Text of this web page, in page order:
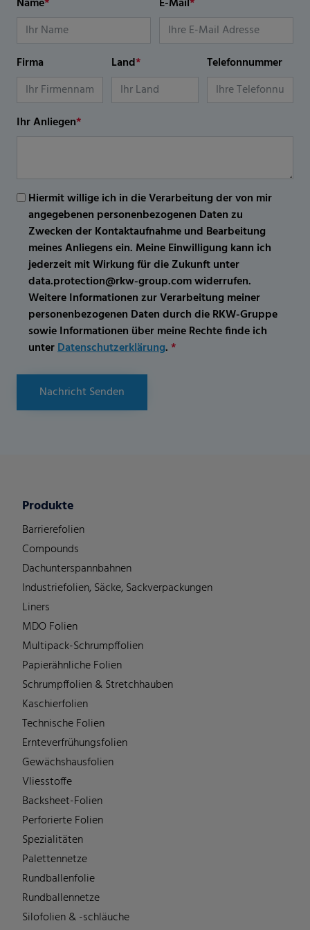
Firma Land* Telefonnummer
Ihr Anliegen*
Hiermit willige ich in die Verarbeitung der von mir
angegebenen personenbezogenen Daten zu
Zwecken der Kontaktaufnahme und Bearbeitung
meines Anliegens ein. Meine Einwilligung kann ich
jederzeit mit Wirkung für die Zukunft unter
data.protection@rkw-group.com widerrufen.
Weitere Informationen zur Verarbeitung meiner
personenbezogenen Daten durch die RKW-Gruppe
sowie Informationen über meine Rechte finde ich
unterDatenschutzerklärung.*
Nachricht Senden
Produkte
Barrierefolien
Compounds
Dachunterspannbahnen
Industriefolien, Säcke, Sackverpackungen
Liners
MDO Folien
Multipack-Schrumpffolien
Papierähnliche Folien
Schrumpffolien & Stretchhauben
Kaschierfolien
Technische Folien
Ernteverfrühungsfolien
Gewächshausfolien
Vliesstoffe
Backsheet-Folien
Perforierte Folien
Spezialitäten
Palettennetze
Rundballenfolie
Rundballennetze
Silofolien & -schläuche